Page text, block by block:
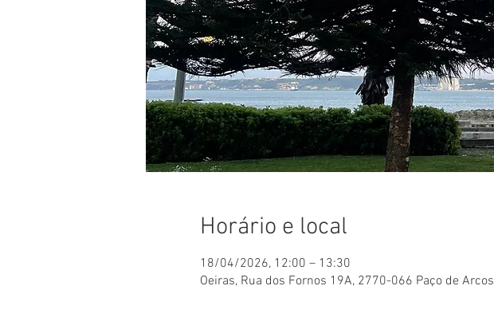
Horário e local
18/04/2026, 12:00 – 13:30
Oeiras, Rua dos Fornos 19A, 2770-066 Paço de Arcos